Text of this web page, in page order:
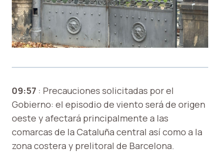
09:57 : Precauciones solicitadas por el
Gobierno: el episodio de viento será de origen
oeste y afectará principalmente a las
comarcas de la Cataluña central así como a la
zona costera y prelitoral de Barcelona.